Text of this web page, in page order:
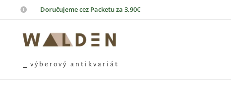
Doručujeme cez Packetu za 3,90€
⎯ v ý b e r o v ý a n t i k v a r i á t